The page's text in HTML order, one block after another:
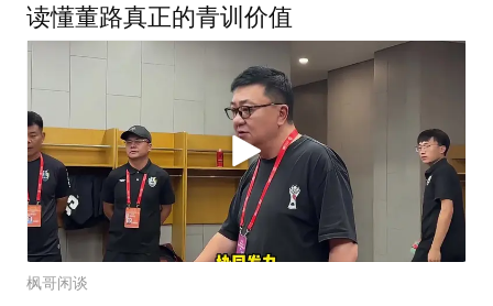
读懂董路真正的青训价值
枫哥闲谈